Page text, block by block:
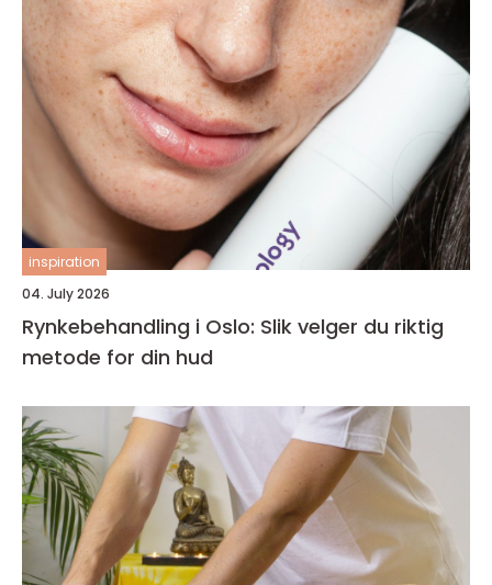
inspiration
04. July 2026
Rynkebehandling i Oslo: Slik velger du riktig
metode for din hud